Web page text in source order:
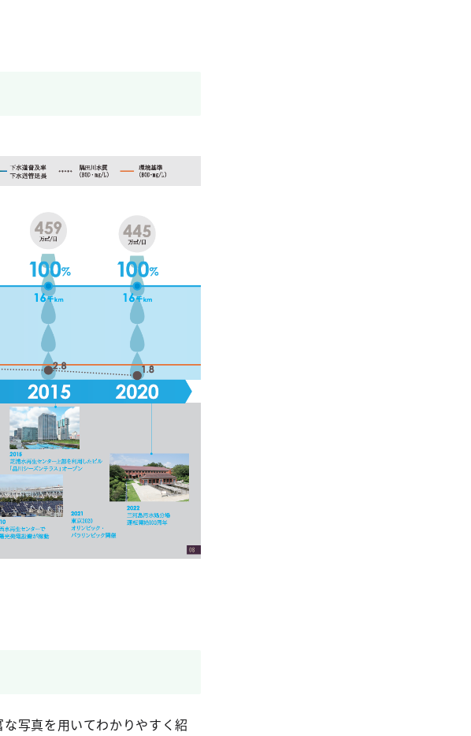
写真を用いてわかりやすく紹